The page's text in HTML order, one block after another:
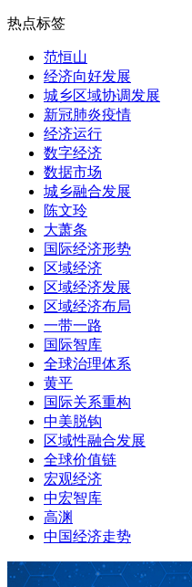
热点标签
范恒山
经济向好发展
城乡区域协调发展
新冠肺炎疫情
经济运行
数字经济
数据市场
城乡融合发展
陈文玲
大萧条
国际经济形势
区域经济
区域经济发展
区域经济布局
一带一路
国际智库
全球治理体系
黄平
国际关系重构
中美脱钩
区域性融合发展
全球价值链
宏观经济
中宏智库
高渊
中国经济走势